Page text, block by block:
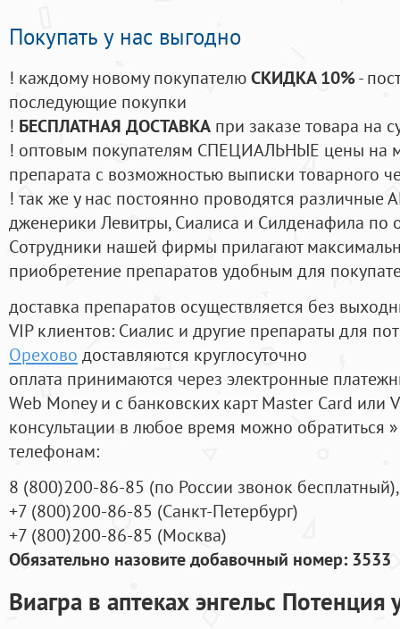
Покупать у нас выгодно
! каждому новому покупателюСКИДКА 10%-
последующие покупки
! БЕСПЛАТНАЯ ДОСТАВКА при заказе товара на
! оптовым покупателям СПЕЦИАЛЬНЫЕ цены на
препарата с возможностью выписки товарного
! так же у нас постоянно проводятся
дженерики Левитры, Сиалиса и Силденафила по
Cотрудники нашей фирмы прилагают
приобретение препаратов удобным для
доставка препаратов осуществляется без
VIP клиентов: Сиалис и другие препараты для
Орехово доставляются круглосуточно
оплата принимаются через электронные
Web Money и с банковских карт Master Card или
консультации в любое время можно обратиться
телефонам:
8 (800)200-86-85 (по России звонок бесплатный),
+7 (800)200-86-85 (Санкт-Петербург)
+7 (800)200-86-85 (Москва)
Обязательно назовите добавочный номер: 3533
Виагра в аптеках энгельс